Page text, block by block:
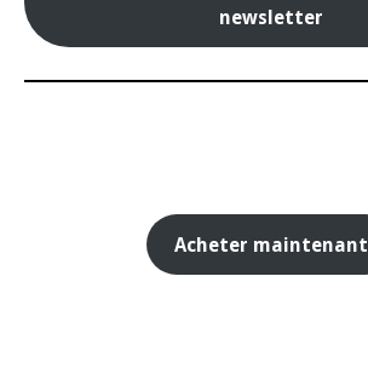
newsletter
Acheter maintenant